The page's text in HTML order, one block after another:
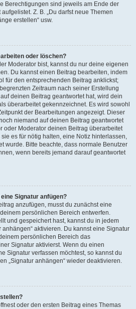
Berechtigungen sind jeweils am Ende der
Z. B. „Du darfst neue Themen
erstellen“ usw.
oder löschen?
Moderator bist, kannst du nur deine eigenen
Du kannst einen Beitrag bearbeiten, indem
für den entsprechenden Beitrag anklickst;
Zeitraum nach seiner Erstellung
deinen Beitrag geantwortet hat, wird dein
überarbeitet gekennzeichnet. Es wird sowohl
der Bearbeitungen angezeigt. Dieser
niemand auf deinen Beitrag geantwortet
oder Moderator deinen Beitrag überarbeitet
es für nötig halten, eine Notiz hinterlassen,
wurde. Bitte beachte, dass normale Benutzer
wenn bereits jemand darauf geantwortet
Signatur anfügen?
anzufügen, musst du zunächst eine
persönlichen Bereich entwerfen.
und gespeichert hast, kannst du in jedem
anhängen“ aktivieren. Du kannst eine Signatur
persönlichen Bereich das
Signatur aktivierst. Wenn du einen
Signatur verfassen möchtest, so kannst du
„Signatur anhängen“ wieder deaktivieren.
oder den ersten Beitrag eines Themas